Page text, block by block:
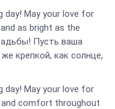
day! May your love for
as bright as the
Пусть ваша
крепкой, как солнце,
day! May your love for
comfort throughout